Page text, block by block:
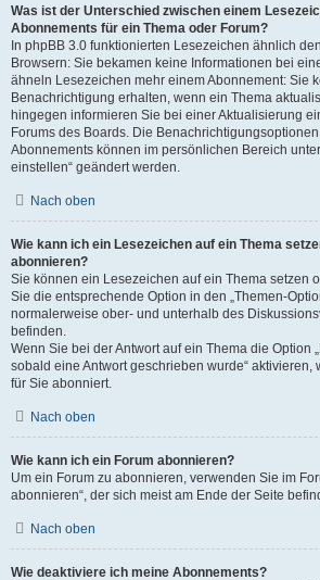
Was ist der Unterschied zwischen einem
Abonnements für ein Thema oder Forum?
In phpBB 3.0 funktionierten Lesezeichen ähnlich
Browsern: Sie bekamen keine Informationen bei
ähneln Lesezeichen mehr einem Abonnement: Sie
Benachrichtigung erhalten, wenn ein Thema
hingegen informieren Sie bei einer Aktualisierung
Forums des Boards. Die
Abonnements können im persönlichen Bereich
einstellen“ geändert werden.
Nach oben
Wie kann ich ein Lesezeichen auf ein Thema
abonnieren?
Sie können ein Lesezeichen auf ein Thema setzen
Sie die entsprechende Option in den „Themen-
normalerweise ober- und unterhalb des
befinden.
Wenn Sie bei der Antwort auf ein Thema die Option
sobald eine Antwort geschrieben wurde“ aktivieren,
für Sie abonniert.
Nach oben
Wie kann ich ein Forum abonnieren?
Um ein Forum zu abonnieren, verwenden Sie im
abonnieren“, der sich meist am Ende der Seite
Nach oben
Wie deaktiviere ich meine Abonnements?